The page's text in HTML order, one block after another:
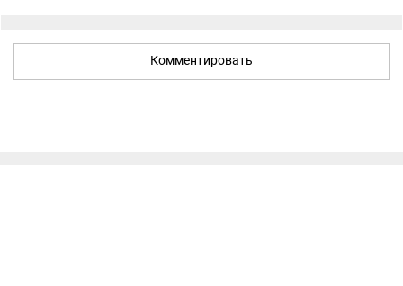
Комментировать